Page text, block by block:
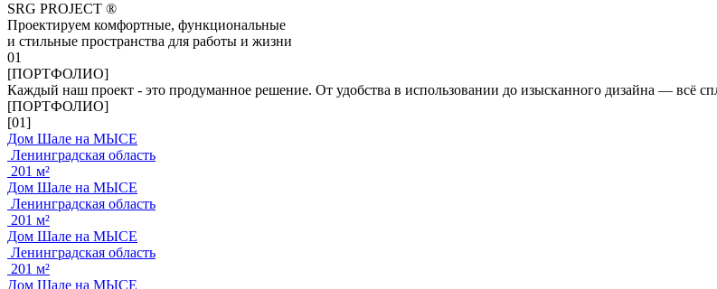
SRG PROJECT ®
Проектируем комфортные, функциональные
и стильные пространства для работы и жизни
01
[ПОРТФОЛИО]
Каждый наш проект - это продуманное решение. От удобства в использовании до изысканного дизайна — всё
[ПОРТФОЛИО]
[01]
Дом Шале на МЫСЕ
Ленинградская область
201 м²
Дом Шале на МЫСЕ
Ленинградская область
201 м²
Дом Шале на МЫСЕ
Ленинградская область
201 м²
Дом Шале на МЫСЕ